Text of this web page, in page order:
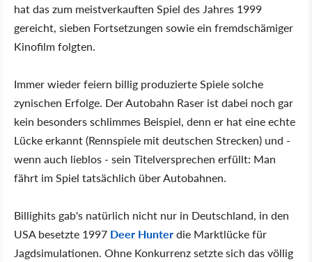
hat das zum meistverkauften Spiel des Jahres 1999
gereicht, sieben Fortsetzungen sowie ein fremdschämiger
Kinofilm folgten.
Immer wieder feiern billig produzierte Spiele solche
zynischen Erfolge. Der Autobahn Raser ist dabei noch gar
kein besonders schlimmes Beispiel, denn er hat eine echte
Lücke erkannt (Rennspiele mit deutschen Strecken) und -
wenn auch lieblos - sein Titelversprechen erfüllt: Man
fährt im Spiel tatsächlich über Autobahnen.
Billighits gab's natürlich nicht nur in Deutschland, in den
USA besetzte 1997 Deer Hunterdie Marktlücke für
Jagdsimulationen. Ohne Konkurrenz setzte sich das völlig